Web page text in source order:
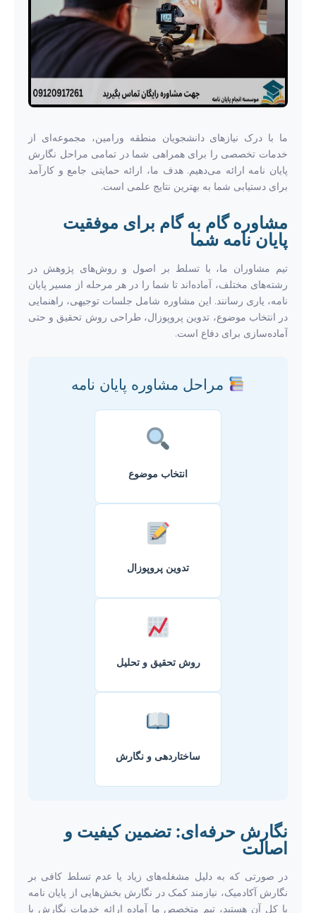
ما با درک نیازهای دانشجویان منطقه ورامین، مجموعه‌ای از
خدمات تخصصی را برای همراهی شما در تمامی مراحل نگارش
پایان نامه ارائه می‌دهیم. هدف ما، ارائه حمایتی جامع و کارآمد
برای دستیابی شما به بهترین نتایج علمی است.
مشاوره گام به گام برای موفقیت
پایان نامه شما
تیم مشاوران ما، با تسلط بر اصول و روش‌های پژوهش در
رشته‌های مختلف، آماده‌اند تا شما را در هر مرحله از مسیر پایان
نامه، یاری رسانند. این مشاوره شامل جلسات توجیهی، راهنمایی
در انتخاب موضوع، تدوین پروپوزال، طراحی روش تحقیق و حتی
آماده‌سازی برای دفاع است.
مراحل مشاوره پایان نامه
انتخاب موضوع
تدوین پروپوزال
روش تحقیق و تحلیل
ساختاردهی و نگارش
نگارش حرفه‌ای: تضمین کیفیت و
اصالت
در صورتی که به دلیل مشغله‌های زیاد یا عدم تسلط کافی بر
نگارش آکادمیک، نیازمند کمک در نگارش بخش‌هایی از پایان نامه
یا کل آن هستید، تیم متخصص ما آماده ارائه خدمات نگارش با